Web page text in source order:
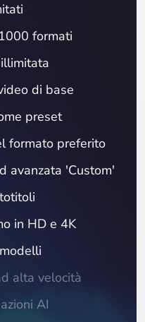
formati
di base
preset
formato preferito
avanzata 'Custom'
in HD e 4K
alta velocità
AI